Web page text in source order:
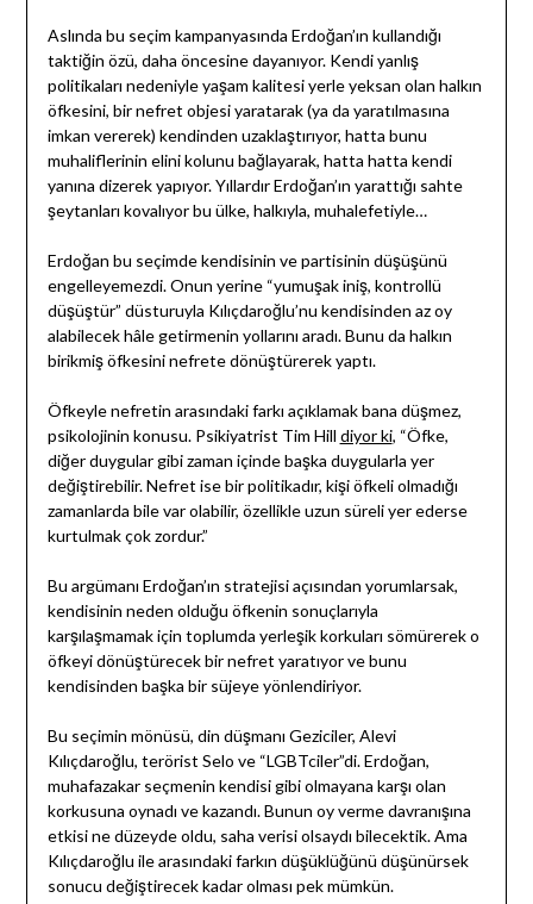
Aslında bu seçim kampanyasında Erdoğan’ın kullandığı
taktiğin özü, daha öncesine dayanıyor. Kendi yanlış
politikaları nedeniyle yaşam kalitesi yerle yeksan olan halkın
öfkesini, bir nefret objesi yaratarak (ya da yaratılmasına
imkan vererek) kendinden uzaklaştırıyor, hatta bunu
muhaliflerinin elini kolunu bağlayarak, hatta hatta kendi
yanına dizerek yapıyor. Yıllardır Erdoğan’ın yarattığı sahte
şeytanları kovalıyor bu ülke, halkıyla, muhalefetiyle…
Erdoğan bu seçimde kendisinin ve partisinin düşüşünü
engelleyemezdi. Onun yerine “yumuşak iniş, kontrollü
düşüştür” düsturuyla Kılıçdaroğlu’nu kendisinden az oy
alabilecek hâle getirmenin yollarını aradı. Bunu da halkın
birikmiş öfkesini nefrete dönüştürerek yaptı.
Öfkeyle nefretin arasındaki farkı açıklamak bana düşmez,
psikolojinin konusu. Psikiyatrist Tim Hill diyor ki, “Öfke,
diğer duygular gibi zaman içinde başka duygularla yer
değiştirebilir. Nefret ise bir politikadır, kişi öfkeli olmadığı
zamanlarda bile var olabilir, özellikle uzun süreli yer ederse
kurtulmak çok zordur.”
Bu argümanı Erdoğan’ın stratejisi açısından yorumlarsak,
kendisinin neden olduğu öfkenin sonuçlarıyla
karşılaşmamak için toplumda yerleşik korkuları sömürerek o
öfkeyi dönüştürecek bir nefret yaratıyor ve bunu
kendisinden başka bir süjeye yönlendiriyor.
Bu seçimin mönüsü, din düşmanı Geziciler, Alevi
Kılıçdaroğlu, terörist Selo ve “LGBTciler”di. Erdoğan,
muhafazakar seçmenin kendisi gibi olmayana karşı olan
korkusuna oynadı ve kazandı. Bunun oy verme davranışına
etkisi ne düzeyde oldu, saha verisi olsaydı bilecektik. Ama
Kılıçdaroğlu ile arasındaki farkın düşüklüğünü düşünürsek
sonucu değiştirecek kadar olması pek mümkün.